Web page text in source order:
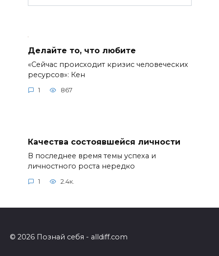
Делайте то, что любите
«Сейчас происходит кризис человеческих
ресурсов»: Кен
1 867
Качества состоявшейся личности
В последнее время темы успеха и
личностного роста нередко
1 2.4к.
© 2026 Познай себя - alldiff.com